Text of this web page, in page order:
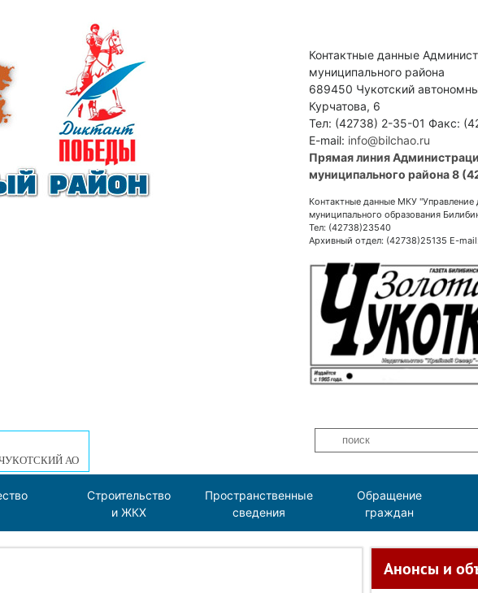
Контактные данные
муниципального района
689450 Чукотский
Курчатова, 6
Тел: (42738) 2-35-01 Факс:
E-mail: info@bilchao.ru
Прямая линия
муниципального района 8
Контактные данные МКУ
муниципального образования
Тел: (42738)23540
Архивный отдел: (42738)25135 E-mail:
АО
Строительство
и ЖКХ
Пространственные
сведения
Обращение
граждан
Анонсы и